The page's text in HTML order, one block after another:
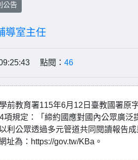
公告
導室主任
點閱： 46
前教育署115年6月12日臺教國署原
項規定：「締約國應對國內公眾廣
利公眾透過多元管道共同閱讀報告成
址為：https://gov.tw/KBa。